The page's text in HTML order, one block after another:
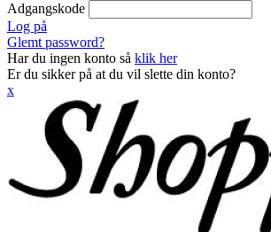
Adgangskode
Log på
Glemt password?
Har du ingen konto så klik her
Er du sikker på at du vil slette din konto?
x